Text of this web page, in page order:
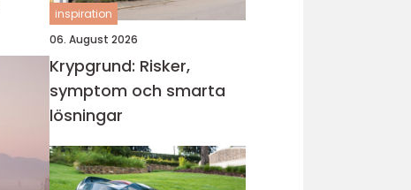
inspiration
06. August 2026
Krypgrund: Risker,
symptom och smarta
lösningar